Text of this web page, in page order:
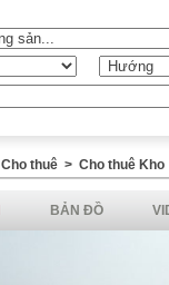
Cho thuê > Cho thuê Kho
BẢN ĐỒ